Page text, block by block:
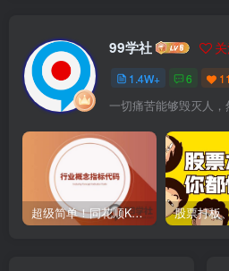
99学社
1.4W+ 6 11
一切痛苦能够毁灭人
超级简单！同花顺K线界面显示行业概念指标代码图解